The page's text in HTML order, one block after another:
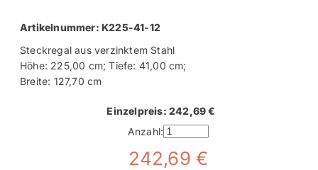
Artikelnummer: K225-41-12
Steckregal aus verzinktem Stahl
Höhe: 225,00 cm; Tiefe: 41,00 cm;
Breite: 127,70 cm
Einzelpreis: 242,69 €
Anzahl:
242,69 €